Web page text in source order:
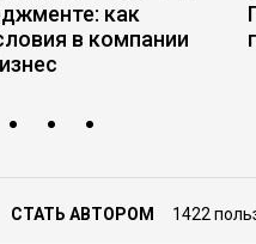
как
в компании
СТАТЬ АВТОРОМ 1422